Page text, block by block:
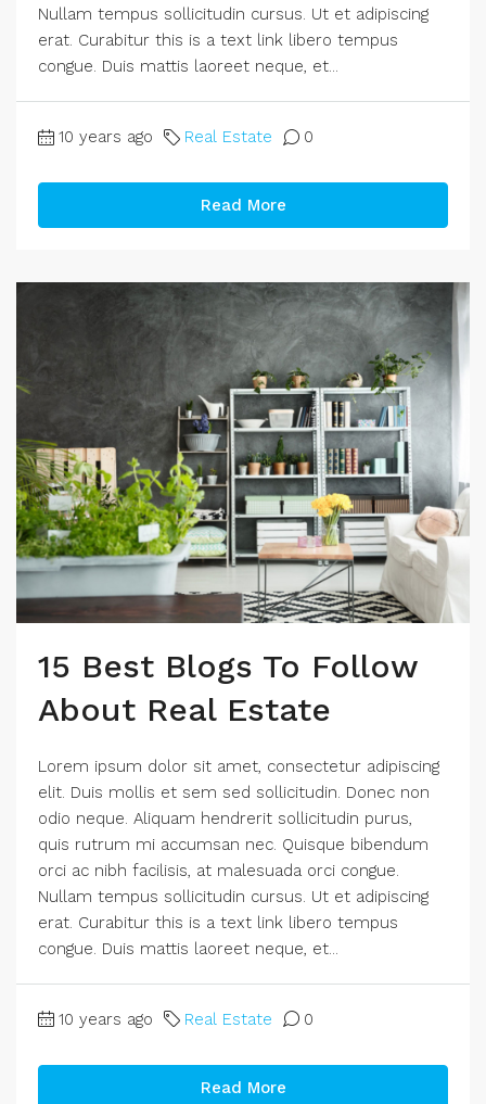
Nullam tempus sollicitudin cursus. Ut et adipiscing
erat. Curabitur this is a text link libero tempus
congue. Duis mattis laoreet neque, et...
10 years ago Real Estate 0
Read More
15 Best Blogs To Follow
About Real Estate
Lorem ipsum dolor sit amet, consectetur adipiscing
elit. Duis mollis et sem sed sollicitudin. Donec non
odio neque. Aliquam hendrerit sollicitudin purus,
quis rutrum mi accumsan nec. Quisque bibendum
orci ac nibh facilisis, at malesuada orci congue.
Nullam tempus sollicitudin cursus. Ut et adipiscing
erat. Curabitur this is a text link libero tempus
congue. Duis mattis laoreet neque, et...
10 years ago Real Estate 0
Read More